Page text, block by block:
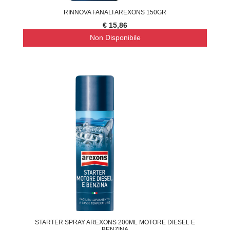
RINNOVA FANALI AREXONS 150GR
€ 15,86
Non Disponibile
STARTER SPRAY AREXONS 200ML MOTORE DIESEL E